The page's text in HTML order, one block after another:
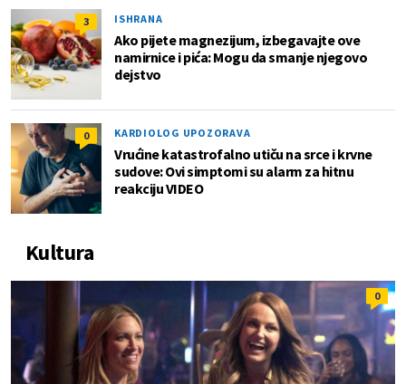
3 ISHRANA
Ako pijete magnezijum, izbegavajte ove
namirnice i pića: Mogu da smanje njegovo
dejstvo
0 KARDIOLOG UPOZORAVA
Vrućine katastrofalno utiču na srce i krvne
sudove: Ovi simptomi su alarm za hitnu
reakciju VIDEO
Kultura
0